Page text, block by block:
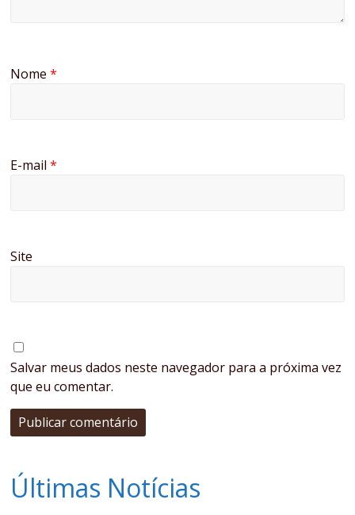
Nome*
E-mail*
Site
Salvar meus dados neste navegador para a próxima vez
que eu comentar.
Últimas Notícias